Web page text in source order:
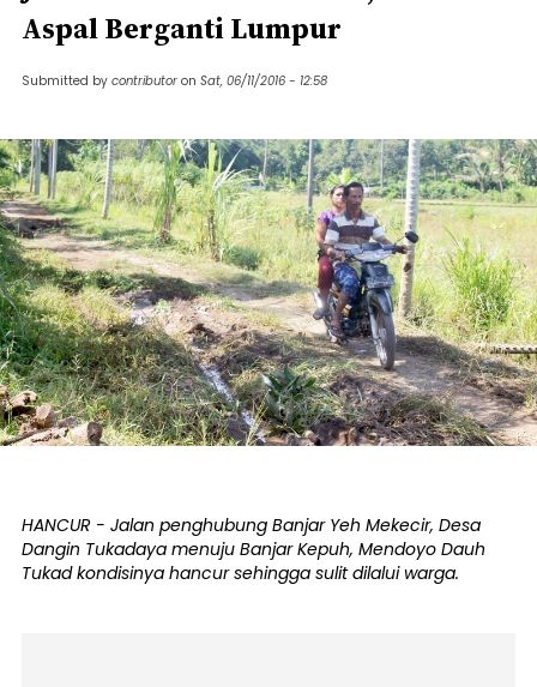
Aspal Berganti Lumpur
Submitted by contributor on Sat, 06/11/2016 - 12:58
HANCUR - Jalan penghubung Banjar Yeh Mekecir, Desa
Dangin Tukadaya menuju Banjar Kepuh, Mendoyo Dauh
Tukad kondisinya hancur sehingga sulit dilalui warga.